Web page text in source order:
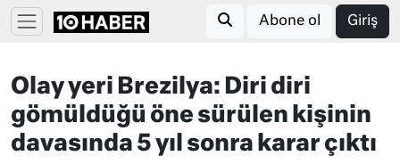
Abone ol Giriş
Olay yeri Brezilya: Diri diri
gömüldüğü öne sürülen kişinin
davasında 5 yıl sonra karar çıktı